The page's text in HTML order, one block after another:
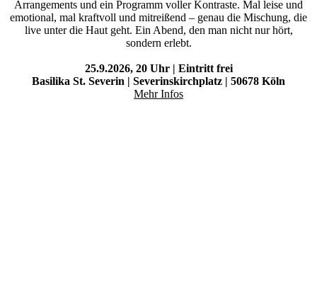
Arrangements und ein Programm voller Kontraste. Mal leise und
emotional, mal kraftvoll und mitreißend – genau die Mischung, die
live unter die Haut geht. Ein Abend, den man nicht nur hört,
sondern erlebt.
25.9.2026, 20 Uhr | Eintritt frei
Basilika St. Severin | Severinskirchplatz | 50678 Köln
Mehr Infos